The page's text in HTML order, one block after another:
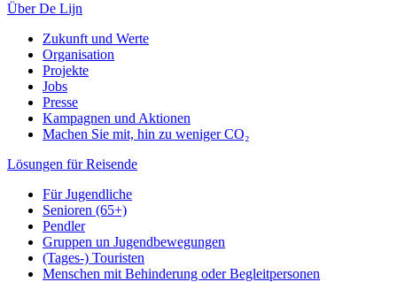
Über De Lijn
Zukunft und Werte
Organisation
Projekte
Jobs
Presse
Kampagnen und Aktionen
Machen Sie mit, hin zu weniger CO₂
Lösungen für Reisende
Für Jugendliche
Senioren (65+)
Pendler
Gruppen un Jugendbewegungen
(Tages-) Touristen
Menschen mit Behinderung oder Begleitpersonen